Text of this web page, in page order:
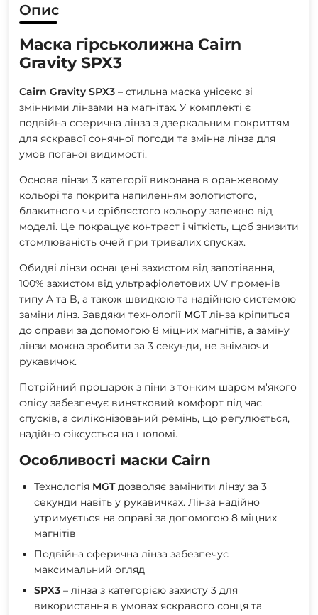
Опис
Маска гірськолижна Cairn
Gravity SPX3
Cairn Gravity SPX3 – стильна маска унісекс зі
змінними лінзами на магнітах. У комплекті є
подвійна сферична лінза з дзеркальним покриттям
для яскравої сонячної погоди та змінна лінза для
умов поганої видимості.
Основа лінзи 3 категорії виконана в оранжевому
кольорі та покрита напиленням золотистого,
блакитного чи сріблястого кольору залежно від
моделі. Це покращує контраст і чіткість, щоб знизити
стомлюваність очей при тривалих спусках.
Обидві лінзи оснащені захистом від запотівання,
100% захистом від ультрафіолетових UV променів
типу A та B, а також швидкою та надійною системою
заміни лінз. Завдяки технології MGTлінза кріпиться
до оправи за допомогою 8 міцних магнітів, а заміну
лінзи можна зробити за 3 секунди, не знімаючи
рукавичок.
Потрійний прошарок з піни з тонким шаром м'якого
флісу забезпечує винятковий комфорт під час
спусків, а силіконізований ремінь, що регулюється,
надійно фіксується на шоломі.
Особливості маски Cairn
Технологія MGTдозволяє замінити лінзу за 3
секунди навіть у рукавичках. Лінза надійно
утримується на оправі за допомогою 8 міцних
магнітів
Подвійна сферична лінза забезпечує
максимальний огляд
SPX3 – лінза з категорією захисту 3 для
використання в умовах яскравого сонця та